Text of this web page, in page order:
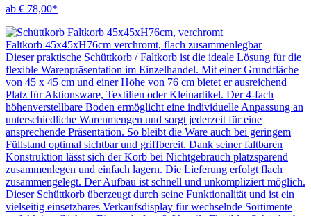
ab € 78,00*
Faltkorb 45x45xH76cm verchromt, flach zusammenlegbar
Dieser praktische Schüttkorb / Faltkorb ist die ideale Lösung für die
flexible Warenpräsentation im Einzelhandel. Mit einer Grundfläche
von 45 x 45 cm und einer Höhe von 76 cm bietet er ausreichend
Platz für Aktionsware, Textilien oder Kleinartikel. Der 4-fach
höhenverstellbare Boden ermöglicht eine individuelle Anpassung an
unterschiedliche Warenmengen und sorgt jederzeit für eine
ansprechende Präsentation. So bleibt die Ware auch bei geringem
Füllstand optimal sichtbar und griffbereit. Dank seiner faltbaren
Konstruktion lässt sich der Korb bei Nichtgebrauch platzsparend
zusammenlegen und einfach lagern. Die Lieferung erfolgt flach
zusammengelegt. Der Aufbau ist schnell und unkompliziert möglich.
Dieser Schüttkorb überzeugt durch seine Funktionalität und ist ein
vielseitig einsetzbares Verkaufsdisplay für wechselnde Sortimente